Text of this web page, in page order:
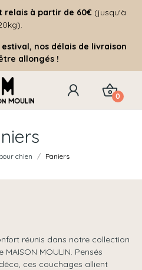
relais à partir de 60€(jusqu'à
nos délais de livraison
allongés !
0
chien Paniers
réunis dans notre collection
MOULIN. Pensés
ces couchages allient